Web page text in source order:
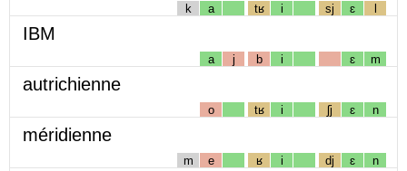
k a tʁ i sj ɛ l
IBM
a j b i ɛ m
autrichienne
o tʁ i ʃj ɛ n
méridienne
m e ʁ i dj ɛ n